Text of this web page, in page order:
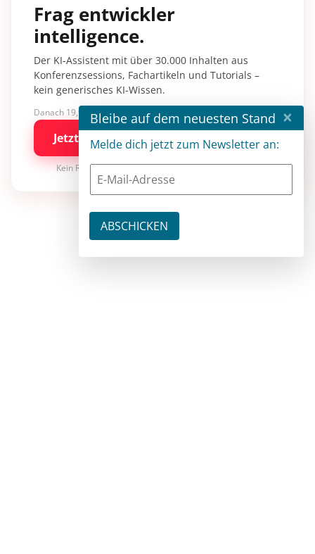
Frag entwickler
intelligence.
Der KI-Assistent mit über 30.000 Inhalten aus
Konferenzsessions, Fachartikeln und Tutorials –
kein generisches KI-Wissen.
Danach 19,90 €/Monat mit entwickler.de BASIC
Jetzt kostenlos testen
Kein Risiko · jederzeit kündbar
Bleibe auf dem neuesten Stand ×
Melde dich jetzt zum Newsletter an: